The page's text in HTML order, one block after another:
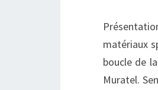
matériaux
boucle de
Muratel.